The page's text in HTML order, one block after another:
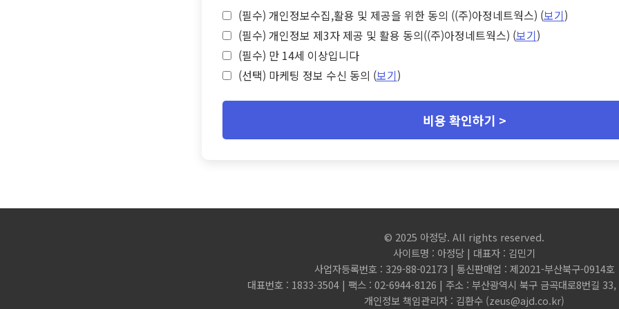
(필수) 개인정보수집,활용 및 제공을 위한 동의 ((주)아정네트웍스) (보기)
(필수) 개인정보 제3자 제공 및 활용 동의((주)아정네트웍스) (보기)
(필수) 만 14세 이상입니다
(선택) 마케팅 정보 수신 동의 (보기)
비용 확인하기 >
© 2025 아정당. All rights reserved.
사이트명 : 아정당 | 대표자 : 김민기
사업자등록번호 : 329-88-02173 | 통신판매업 : 제2021-부산북구-0914호
대표번호 : 1833-3504 | 팩스 : 02-6944-8126 | 주소 : 부산광역시 북구 금곡대로8번길 33,
개인정보 책임관리자 : 김환수 (zeus@ajd.co.kr)